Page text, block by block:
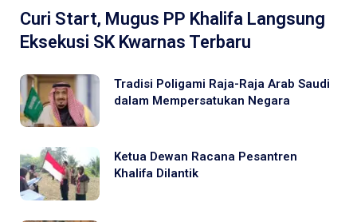
Curi Start, Mugus PP Khalifa Langsung
Eksekusi SK Kwarnas Terbaru
Tradisi Poligami Raja-Raja Arab Saudi
dalam Mempersatukan Negara
Ketua Dewan Racana Pesantren
Khalifa Dilantik